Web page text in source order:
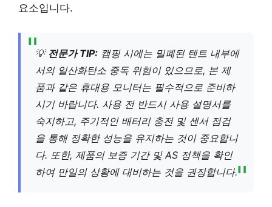
요소입니다.
💡 전문가 TIP: 캠핑 시에는 밀폐된 텐트 내부에
서의 일산화탄소 중독 위험이 있으므로, 본 제
품과 같은 휴대용 모니터는 필수적으로 준비하
시기 바랍니다. 사용 전 반드시 사용 설명서를
숙지하고, 주기적인 배터리 충전 및 센서 점검
을 통해 정확한 성능을 유지하는 것이 중요합니
다. 또한, 제품의 보증 기간 및 AS 정책을 확인
하여 만일의 상황에 대비하는 것을 권장합니다.